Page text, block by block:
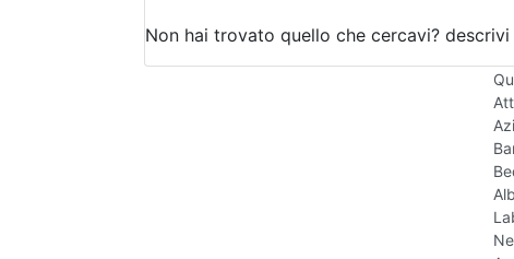
Non hai trovato quello che cercavi? descrivi